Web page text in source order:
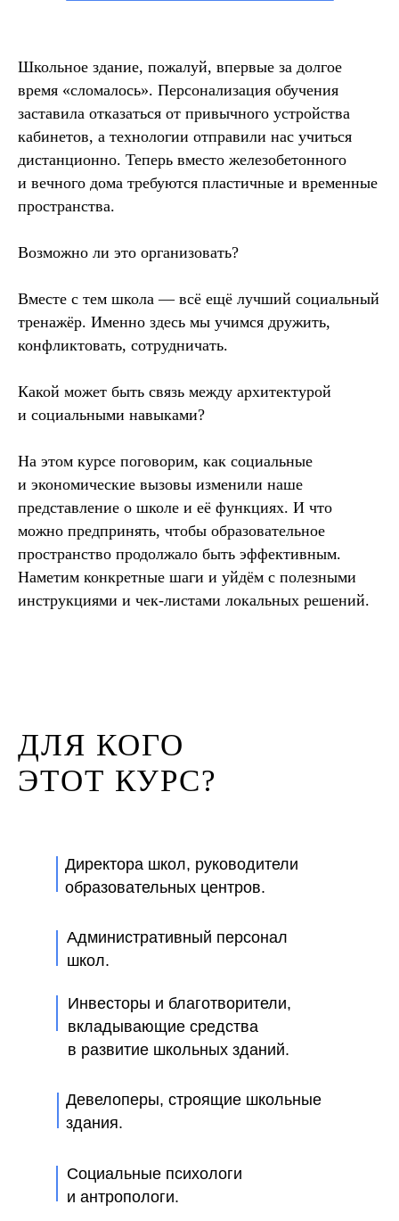
Школьное здание, пожалуй, впервые за долгое
время «сломалось». Персонализация обучения
заставила отказаться от привычного устройства
кабинетов, а технологии отправили нас учиться
дистанционно. Теперь вместо железобетонного
и вечного дома требуются пластичные и временные
пространства.
Возможно ли это организовать?
Вместе с тем школа — всё ещё лучший социальный
тренажёр. Именно здесь мы учимся дружить,
конфликтовать, сотрудничать.
Какой может быть связь между архитектурой
и социальными навыками?
На этом курсе поговорим, как социальные
и экономические вызовы изменили наше
представление о школе и её функциях. И что
можно предпринять, чтобы образовательное
пространство продолжало быть эффективным.
Наметим конкретные шаги и уйдём с полезными
инструкциями и чек-листами локальных решений.
ДЛЯ КОГО
ЭТОТ КУРС?
Директора школ, руководители
образовательных центров.
Административный персонал
школ.
Инвесторы и благотворители,
вкладывающие средства
в развитие школьных зданий.
Девелоперы, строящие школьные
здания.
Социальные психологи
и антропологи.